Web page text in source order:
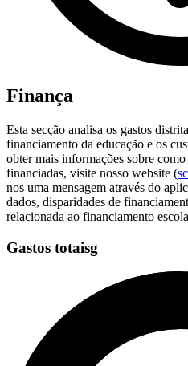
Finança
Esta secção analisa os gastos
financiamento da educação e os
obter mais informações sobre
financiadas, visite nosso website (
nos uma mensagem através do
dados, disparidades de
relacionada ao financiamento
Gastos totaisg